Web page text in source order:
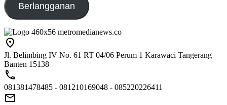
Berlangganan
Jl. Belimbing IV No. 61 RT 04/06 Perum 1 Karawaci Tangerang
Banten 15138
081381478485 - 081210169048 - 085220226411